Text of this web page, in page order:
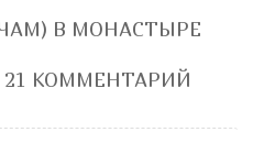
В МОНАСТЫРЕ
21 КОММЕНТАРИЙ